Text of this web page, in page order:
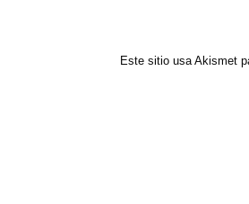
Este sitio usa Akismet